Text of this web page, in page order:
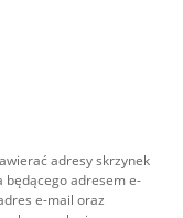
adresy skrzynek
będącego adresem e-
e-mail oraz